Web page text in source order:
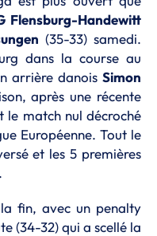
Flensburg-Handewitt
(35-33) samedi.
dans la course au
arrière danois Simon
après une récente
le match nul décroché
Européenne. Tout le
et les 5 premières
fin, avec un penalty
(34-32) qui a scellé la